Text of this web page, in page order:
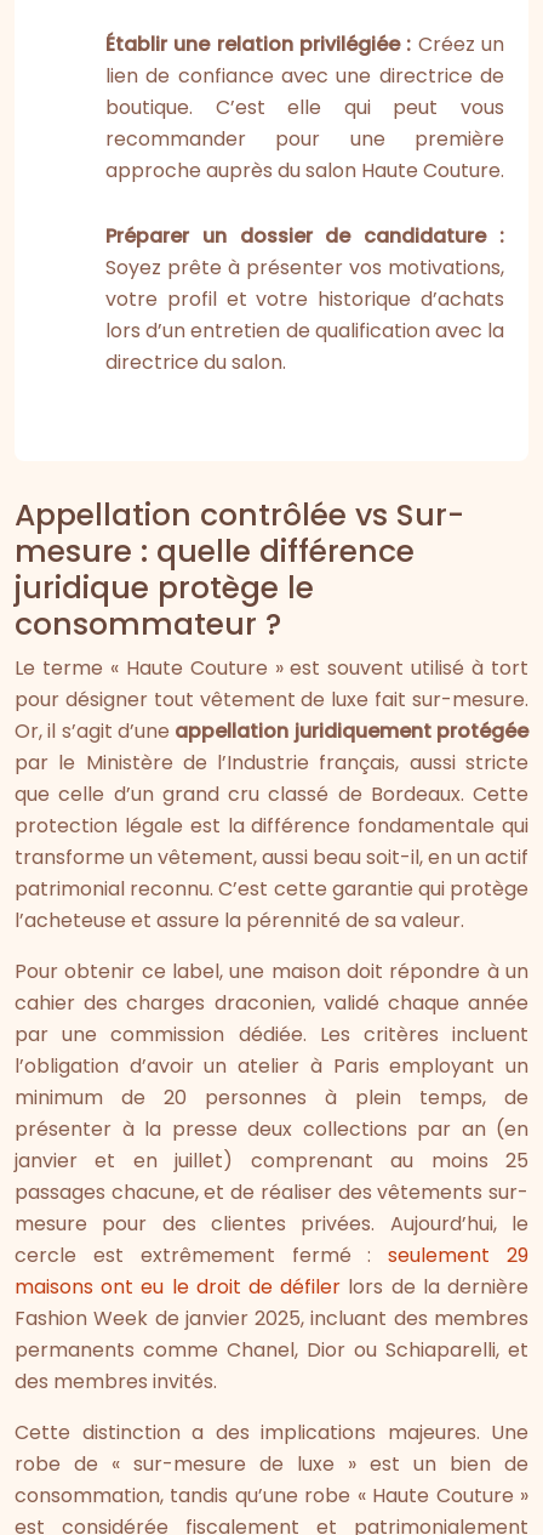
Établir une relation privilégiée : Créez un
lien de confiance avec une directrice de
boutique. C’est elle qui peut vous
recommander pour une première
approche auprès du salon Haute Couture.
Préparer un dossier de candidature :
Soyez prête à présenter vos motivations,
votre profil et votre historique d’achats
lors d’un entretien de qualification avec la
directrice du salon.
Appellation contrôlée vs Sur-
mesure : quelle différence
juridique protège le
consommateur ?
Le terme « Haute Couture » est souvent utilisé à tort
pour désigner tout vêtement de luxe fait sur-mesure.
Or, il s’agit d’une appellation juridiquement protégée
par le Ministère de l’Industrie français, aussi stricte
que celle d’un grand cru classé de Bordeaux. Cette
protection légale est la différence fondamentale qui
transforme un vêtement, aussi beau soit-il, en un actif
patrimonial reconnu. C’est cette garantie qui protège
l’acheteuse et assure la pérennité de sa valeur.
Pour obtenir ce label, une maison doit répondre à un
cahier des charges draconien, validé chaque année
par une commission dédiée. Les critères incluent
l’obligation d’avoir un atelier à Paris employant un
minimum de 20 personnes à plein temps, de
présenter à la presse deux collections par an (en
janvier et en juillet) comprenant au moins 25
passages chacune, et de réaliser des vêtements sur-
mesure pour des clientes privées. Aujourd’hui, le
cercle est extrêmement fermé :seulement 29
maisons ont eu le droit de défiler lors de la dernière
Fashion Week de janvier 2025, incluant des membres
permanents comme Chanel, Dior ou Schiaparelli, et
des membres invités.
Cette distinction a des implications majeures. Une
robe de « sur-mesure de luxe » est un bien de
consommation, tandis qu’une robe « Haute Couture »
est considérée fiscalement et patrimonialement